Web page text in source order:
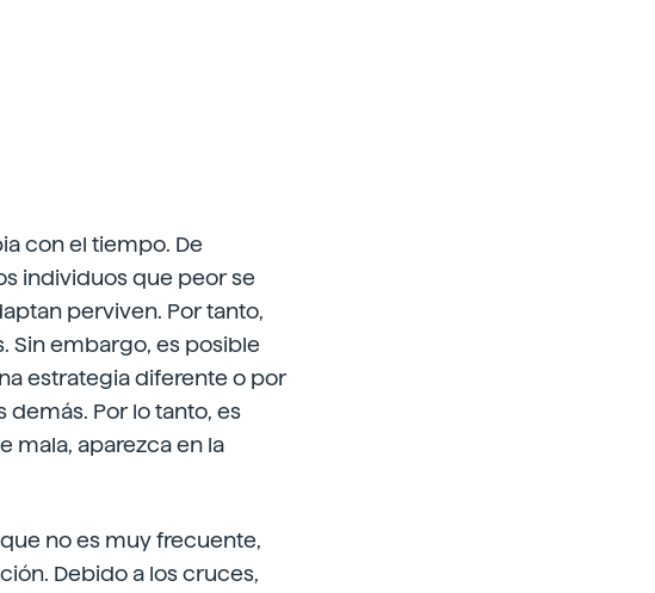
con el tiempo. De
individuos que peor se
perviven. Por tanto,
Sin embargo, es posible
estrategia diferente o por
demás. Por lo tanto, es
mala, aparezca en la
no es muy frecuente,
Debido a los cruces,